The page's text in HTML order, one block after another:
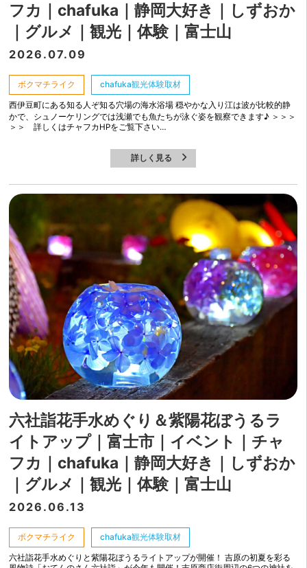
フカ｜chafuka｜静岡大好き｜しずおか
｜グルメ｜観光｜体験｜富士山
2026.07.09
ボクマチライク chafuka観光体験取材
西伊豆町にある知る人ぞ知る穴場の海水浴場 穏やかな入り江は波が比較的静
かで、シュノーケリングでは浅瀬でも魚たちが泳ぐ姿を観察できます♪ ＞＞＞
＞＞ 詳しくはチャフカHPをご覧下さい…
詳しく見る
六社詣花手水めぐり＆紫陽花ぼうるラ
イトアップ｜富士市｜イベント｜チャ
フカ｜chafuka｜静岡大好き｜しずおか
｜グルメ｜観光｜体験｜富士山
2026.06.13
ボクマチライク chafuka観光体験取材
六社詣花手水めぐりと紫陽花ぼうるライトアップが開催！ 吉原の初夏を彩る